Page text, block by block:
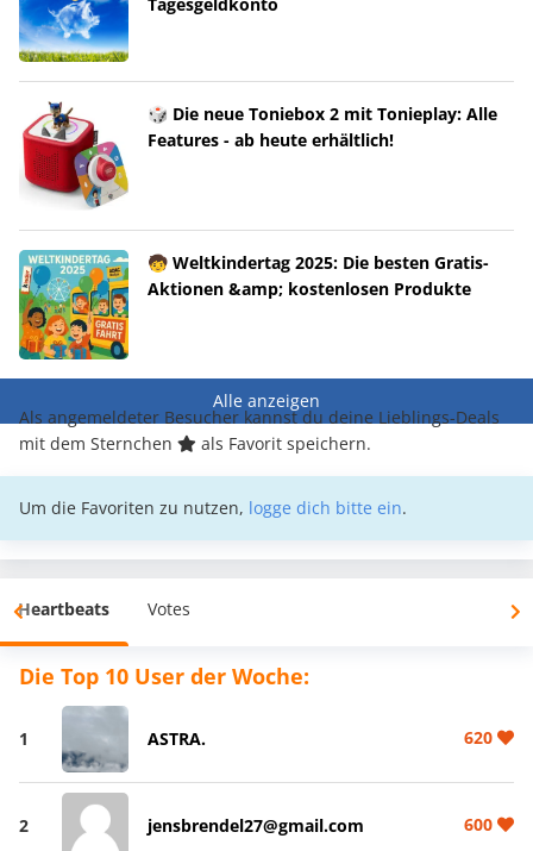
🎲 Die neue Toniebox 2 mit Tonieplay: Alle
Features - ab heute erhältlich!
🧒 Weltkindertag 2025: Die besten Gratis-
Aktionen &amp; kostenlosen Produkte
Alle anzeigen
Als angemeldeter Besucher kannst du deine Lieblings-Deals
mit dem Sternchen
als Favorit speichern.
Um die Favoriten zu nutzen, logge dich bitte ein.
Heartbeats Votes
Die Top 10 User der Woche:
1 ASTRA. 620
2 jensbrendel27@gmail.com 600